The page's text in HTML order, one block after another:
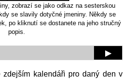
zobrazí se jako odkaz na sesterskou
se slavily dotyčné jmeniny. Někdy se
po kliknutí se dostanete na jeho stručný
popis.
▶